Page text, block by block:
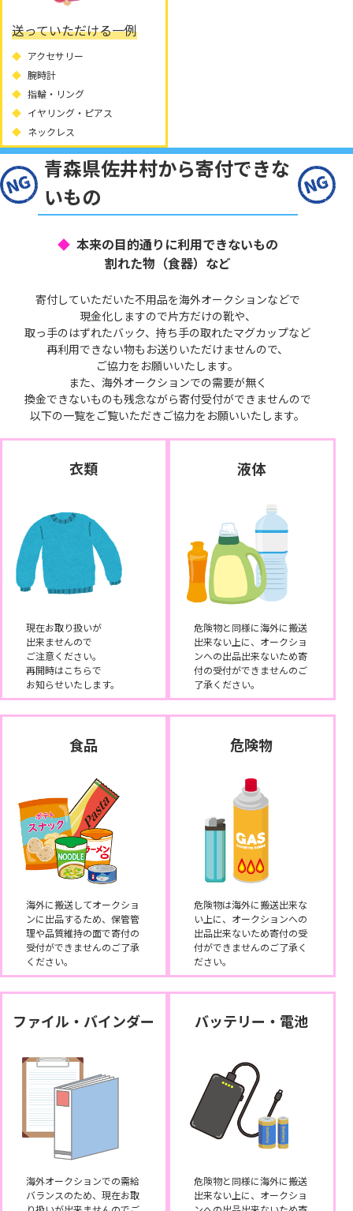
送っていただける一例
アクセサリー
腕時計
指輪・リング
イヤリング・ピアス
ネックレス
青森県佐井村から寄付できな
いもの
本来の目的通りに利用できないもの
割れた物（食器）など
寄付していただいた不用品を海外オークションなどで
現金化しますので片方だけの靴や、
取っ手のはずれたバック、持ち手の取れたマグカップなど
再利用できない物もお送りいただけませんので、
ご協力をお願いいたします。
また、海外オークションでの需要が無く
換金できないものも残念ながら寄付受付ができませんので
以下の一覧をご覧いただきご協力をお願いいたします。
衣類
現在お取り扱いが
出来ませんので
ご注意ください。
再開時はこちらで
お知らせいたします。
液体
危険物と同様に海外に搬送
出来ない上に、オークショ
ンへの出品出来ないため寄
付の受付ができませんのご
了承ください。
食品
海外に搬送してオークショ
ンに出品するため、保管管
理や品質維持の面で寄付の
受付ができませんのご了承
ください。
危険物
危険物は海外に搬送出来な
い上に、オークションへの
出品出来ないため寄付の受
付ができませんのご了承く
ださい。
ファイル・バインダー
海外オークションでの需給
バランスのため、現在お取
バッテリー・電池
危険物と同様に海外に搬送
出来ない上に、オークショ